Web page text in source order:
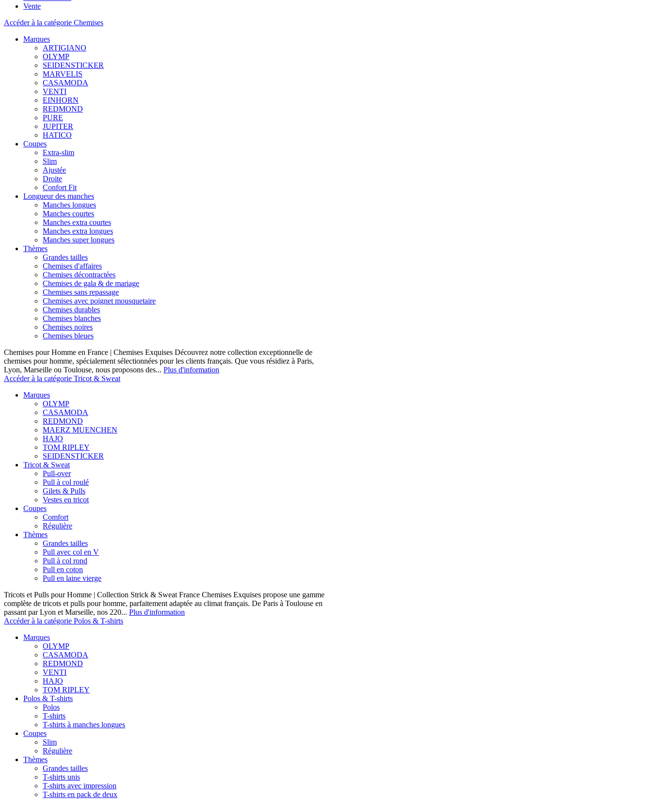
Vente
Accéder à la catégorie Chemises
Marques
ARTIGIANO
OLYMP
SEIDENSTICKER
MARVELIS
CASAMODA
VENTI
EINHORN
REDMOND
PURE
JUPITER
HATICO
Coupes
Extra-slim
Slim
Ajustée
Droite
Confort Fit
Longueur des manches
Manches longues
Manches courtes
Manches extra courtes
Manches extra longues
Manches super longues
Thèmes
Grandes tailles
Chemises d'affaires
Chemises décontractées
Chemises de gala & de mariage
Chemises sans repassage
Chemises avec poignet mousquetaire
Chemises durables
Chemises blanches
Chemises noires
Chemises bleues
Chemises pour Homme en France | Chemises Exquises Découvrez notre collection exceptionnelle de
chemises pour homme, spécialement sélectionnées pour les clients français. Que vous résidiez à Paris,
Lyon, Marseille ou Toulouse, nous proposons des... Plus d'information
Accéder à la catégorie Tricot & Sweat
Marques
OLYMP
CASAMODA
REDMOND
MAERZ MUENCHEN
HAJO
TOM RIPLEY
SEIDENSTICKER
Tricot & Sweat
Pull-over
Pull à col roulé
Gilets & Pulls
Vestes en tricot
Coupes
Comfort
Régulière
Thèmes
Grandes tailles
Pull avec col en V
Pull à col rond
Pull en coton
Pull en laine vierge
Tricots et Pulls pour Homme | Collection Strick & Sweat France Chemises Exquises propose une gamme
complète de tricots et pulls pour homme, parfaitement adaptée au climat français. De Paris à Toulouse en
passant par Lyon et Marseille, nos 220... Plus d'information
Accéder à la catégorie Polos & T-shirts
Marques
OLYMP
CASAMODA
REDMOND
VENTI
HAJO
TOM RIPLEY
Polos & T-shirts
Polos
T-shirts
T-shirts à manches longues
Coupes
Slim
Régulière
Thèmes
Grandes tailles
T-shirts unis
T-shirts avec impression
T-shirts en pack de deux